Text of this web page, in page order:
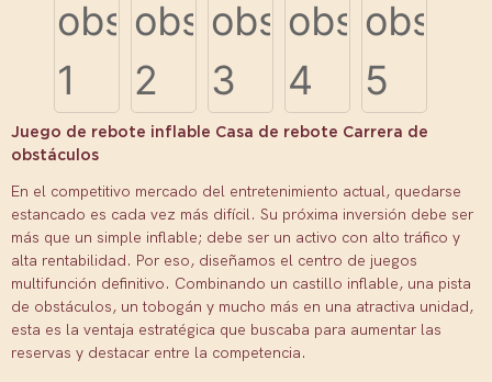
Juego de rebote inflable Casa de rebote Carrera de
obstáculos
En el competitivo mercado del entretenimiento actual, quedarse
estancado es cada vez más difícil. Su próxima inversión debe ser
más que un simple inflable; debe ser un activo con alto tráfico y
alta rentabilidad. Por eso, diseñamos el centro de juegos
multifunción definitivo. Combinando un castillo inflable, una pista
de obstáculos, un tobogán y mucho más en una atractiva unidad,
esta es la ventaja estratégica que buscaba para aumentar las
reservas y destacar entre la competencia.